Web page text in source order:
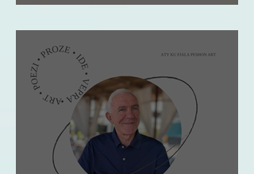
i jep formë kujtesës